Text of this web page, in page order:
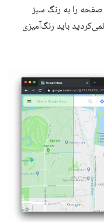
را به رنگ سبز
باید رنگ‌آمیزی